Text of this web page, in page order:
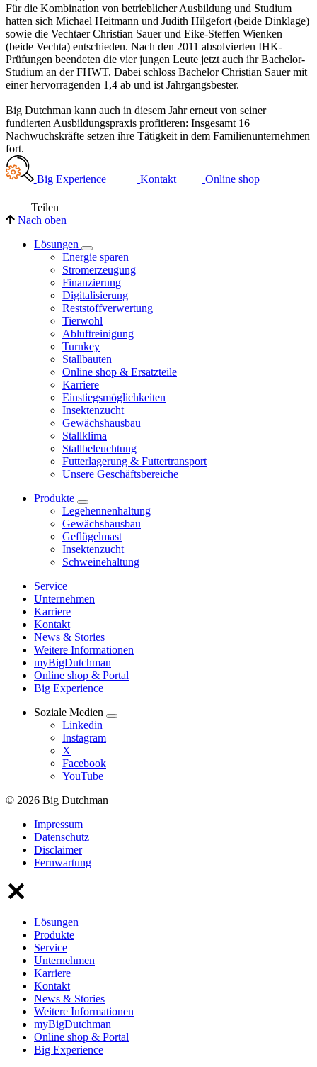
Für die Kombination von betrieblicher Ausbildung und Studium
hatten sich Michael Heitmann und Judith Hilgefort (beide Dinklage)
sowie die Vechtaer Christian Sauer und Eike-Steffen Wienken
(beide Vechta) entschieden. Nach den 2011 absolvierten IHK-
Prüfungen beendeten die vier jungen Leute jetzt auch ihr Bachelor-
Studium an der FHWT. Dabei schloss Bachelor Christian Sauer mit
einer hervorragenden 1,4 ab und ist Jahrgangsbester.
Big Dutchman kann auch in diesem Jahr erneut von seiner
fundierten Ausbildungspraxis profitieren: Insgesamt 16
Nachwuchskräfte setzen ihre Tätigkeit in dem Familienunternehmen
fort.
Big Experience Kontakt Online shop
Teilen
Nach oben
Lösungen
Energie sparen
Stromerzeugung
Finanzierung
Digitalisierung
Reststoffverwertung
Tierwohl
Abluftreinigung
Turnkey
Stallbauten
Online shop & Ersatzteile
Karriere
Einstiegsmöglichkeiten
Insektenzucht
Gewächshausbau
Stallklima
Stallbeleuchtung
Futterlagerung & Futtertransport
Unsere Geschäftsbereiche
Produkte
Legehennenhaltung
Gewächshausbau
Geflügelmast
Insektenzucht
Schweinehaltung
Service
Unternehmen
Karriere
Kontakt
News & Stories
Weitere Informationen
myBigDutchman
Online shop & Portal
Big Experience
Soziale Medien
Linkedin
Instagram
X
Facebook
YouTube
© 2026 Big Dutchman
Impressum
Datenschutz
Disclaimer
Fernwartung
Lösungen
Produkte
Service
Unternehmen
Karriere
Kontakt
News & Stories
Weitere Informationen
myBigDutchman
Online shop & Portal
Big Experience